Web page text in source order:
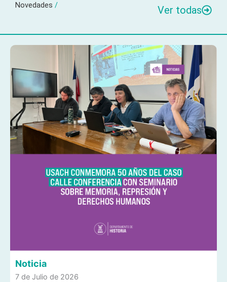
Novedades / Ver todas
Noticia
7 de Julio de 2026